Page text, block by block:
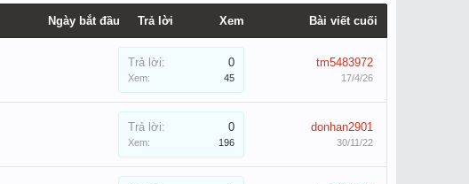
Ngày bắt đầu Trả lời Xem Bài viết cuối
Trả lời: 0
Xem: 45
tm5483972
17/4/26
Trả lời: 0
Xem: 196
donhan2901
30/11/22